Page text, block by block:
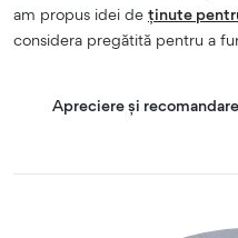
am propus idei de ținute
considera pregătită pentru a
Apreciere și